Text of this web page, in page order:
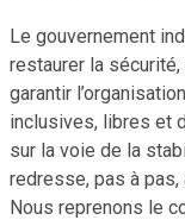
Le gouvernement
restaurer la sécurité,
garantir
inclusives, libres et
sur la voie de la
redresse, pas à pas,
Nous reprenons le